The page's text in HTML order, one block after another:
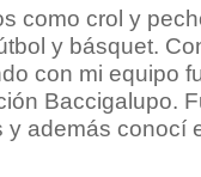
como crol y
y básquet.
con mi equipo
Baccigalupo.
y además conocí